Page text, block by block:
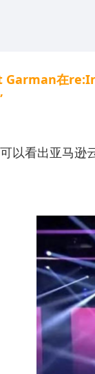
Garman在
以看出亚马